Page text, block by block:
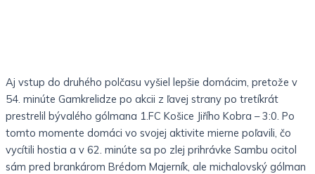
Aj vstup do druhého polčasu vyšiel lepšie domácim, pretože v
54. minúte Gamkrelidze po akcii z ľavej strany po tretíkrát
prestrelil bývalého gólmana 1.FC Košice Jiřího Kobra – 3:0. Po
tomto momente domáci vo svojej aktivite mierne poľavili, čo
vycítili hostia a v 62. minúte sa po zlej prihrávke Sambu ocitol
sám pred brankárom Brédom Majerník, ale michalovský gólman